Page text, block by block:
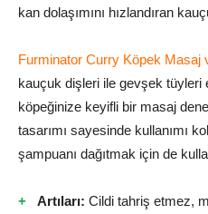
kan dolaşımını hızlandıran
Furminator Curry Köpek Masaj
kauçuk dişleri ile gevşek tüyleri
köpeğinize keyifli bir masaj
tasarımı sayesinde kullanımı
şampuanı dağıtmak için de
Artıları: Cildi tahriş etmez,